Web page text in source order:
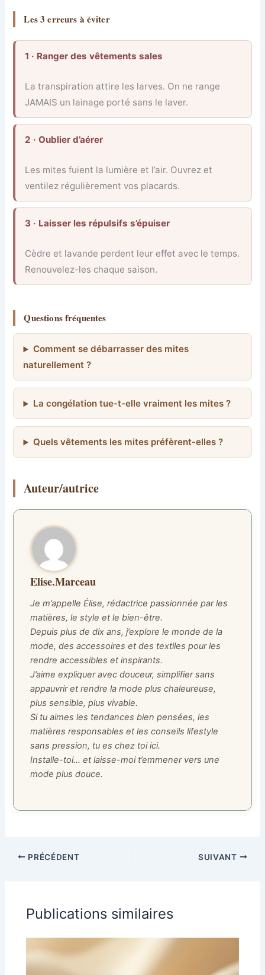
Les 3 erreurs à éviter
1 · Ranger des vêtements sales
La transpiration attire les larves. On ne range
JAMAIS un lainage porté sans le laver.
2 · Oublier d’aérer
Les mites fuient la lumière et l’air. Ouvrez et
ventilez régulièrement vos placards.
3 · Laisser les répulsifs s’épuiser
Cèdre et lavande perdent leur effet avec le temps.
Renouvelez-les chaque saison.
Questions fréquentes
Comment se débarrasser des mites
naturellement ?
La congélation tue-t-elle vraiment les mites ?
Quels vêtements les mites préfèrent-elles ?
Auteur/autrice
Elise.Marceau
Je m’appelle Élise, rédactrice passionnée par les
matières, le style et le bien-être.
Depuis plus de dix ans, j’explore le monde de la
mode, des accessoires et des textiles pour les
rendre accessibles et inspirants.
J’aime expliquer avec douceur, simplifier sans
appauvrir et rendre la mode plus chaleureuse,
plus sensible, plus vivable.
Si tu aimes les tendances bien pensées, les
matières responsables et les conseils lifestyle
sans pression, tu es chez toi ici.
Installe-toi… et laisse-moi t’emmener vers une
mode plus douce.
PRÉCÉDENT SUIVANT
Publications similaires